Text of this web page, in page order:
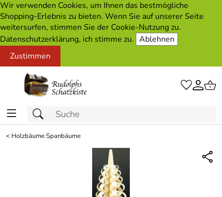
Wir verwenden Cookies, um Ihnen das bestmögliche
Shopping-Erlebnis zu bieten. Wenn Sie auf unserer Seite
weitersurfen, stimmen Sie der Cookie-Nutzung zu.
Datenschutzerklärung, ich stimme zu. Ablehnen
Zustimmen
< Holzbäume Spanbäume